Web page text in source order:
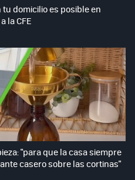
domicilio es posible en
la CFE
"para que la casa siempre
casero sobre las cortinas"